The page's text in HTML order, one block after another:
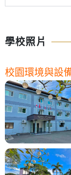
學校照片
校園環境與設